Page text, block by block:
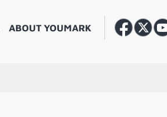
ABOUT YOUMARK